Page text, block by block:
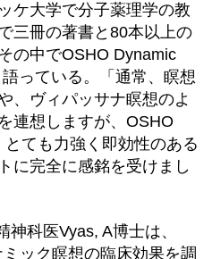
ケ大学で分子薬理学の教
三冊の著書と80本以上の
の中でOSHO Dynamic
っている。「通常、瞑想
、ヴィパッサナ瞑想のよ
連想しますが、OSHO
ても力強く即効性のある
に完全に感銘を受けまし
神科医Vyas, A博士は、
ック瞑想の臨床効果を調